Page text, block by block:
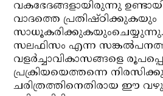
വകഭേദങ്ങളായിരുന്നു
വാദത്തെ പ്രതിഷ്ഠിക്കുകയും
സാധൂകരിക്കുകയുംചെയ്യുന്നു.
സലഫിസം എന്ന
വളര്‍ച്ചാവികാസങ്ങളെ
പ്രക്രിയയെത്തന്നെ
ചരിത്രത്തിനെതിരായ ഈ